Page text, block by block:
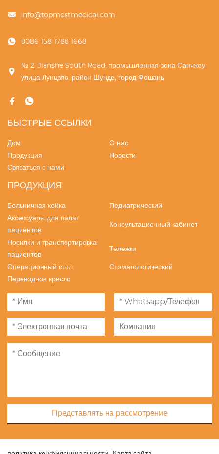
info@topmostmedical.com
0086-158 1788 1668
№ 2, Jianshe South Road, промышленная зона Санчжоу,
улица Лунцзяо, район Шунде, город Фошань
БЫСТРЫЕ ССЫЛКИ
Дом
О нас
Продукция
Новости
Связаться с нами
ПРОДУКЦИЯ
Больничная койка
Педиатрический
Аксессуары для палат
пациентов
Консультационный кабинет
Носилки и транспортировка
пациентов
Тележки
Операционный стол
Стоматологический
Переводное кресло
Представлять на рассмотрение